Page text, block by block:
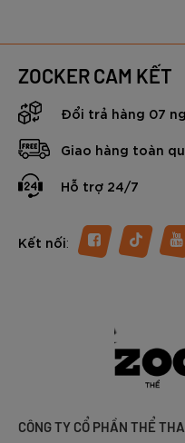
ZOCKER CAM KẾT
Đổi trả hàng 07
Giao hàng toàn
Hỗ trợ 24/7
Kết nối:
CÔNG TY CỔ PHẦN THỂ